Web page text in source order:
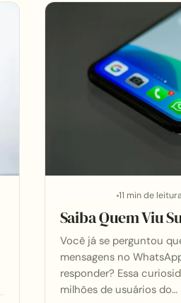
APLICATIVOS 11 min de leitura
Saiba Quem Viu
Você já se perguntou
mensagens no
responder? Essa
milhões de usuários do…